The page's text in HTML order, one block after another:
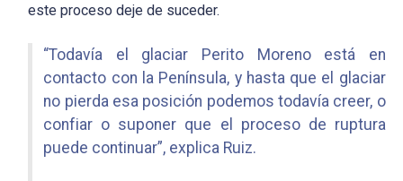
este proceso deje de suceder.
“Todavía el glaciar Perito Moreno está en
contacto con la Península, y hasta que el glaciar
no pierda esa posición podemos todavía creer, o
confiar o suponer que el proceso de ruptura
puede continuar”, explica Ruiz.